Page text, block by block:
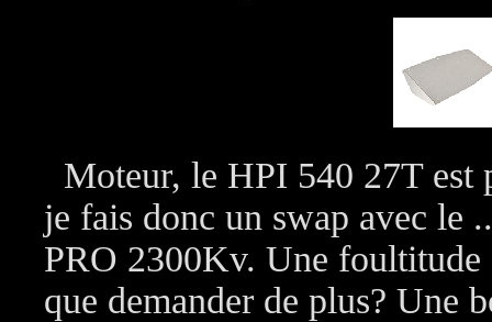
Moteur, le HPI 540 27T est
je fais donc un swap avec
PRO 2300Kv. Une foultitude
que demander de plus? Une